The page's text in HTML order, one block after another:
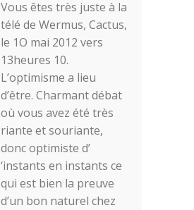
Vous êtes très juste à la
télé de Wermus, Cactus,
le 1O mai 2012 vers
13heures 10.
L’optimisme a lieu
d’être. Charmant débat
où vous avez été très
riante et souriante,
donc optimiste d’
‘instants en instants ce
qui est bien la preuve
d’un bon naturel chez